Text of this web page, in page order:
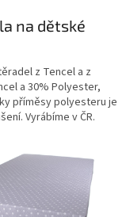
na dětské
z Tencel a z
a 30% Polyester,
příměsy polyesteru je
Vyrábíme v ČR.